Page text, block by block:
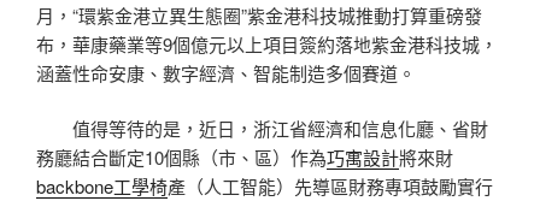
月，“環紫金港立異生態圈”紫金港科技城推動打算重磅發
布，華康藥業等9個億元以上項目簽約落地紫金港科技城，
涵蓋性命安康、數字經濟、智能制造多個賽道。
值得等待的是，近日，浙江省經濟和信息化廳、省財
務廳結合斷定10個縣（市、區）作為巧寓設計將來財
backbone工學椅產（人工智能）先導區財務專項鼓勵實行